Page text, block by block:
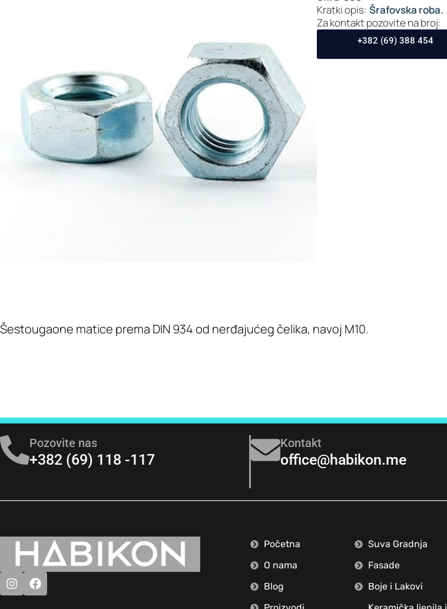
Kratki opis: Šrafovska roba.
Za kontakt pozovite na broj:
+382 (69) 388 454
Šestougaone matice prema DIN 934 od nerđajućeg čelika, navoj M10.
Pozovite nas
+382 (69) 118 -117
Kontakt
office@habikon.me
Početna
O nama
Blog
Suva Gradnja
Fasade
Boje i Lakovi